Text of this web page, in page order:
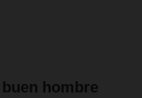
hombre